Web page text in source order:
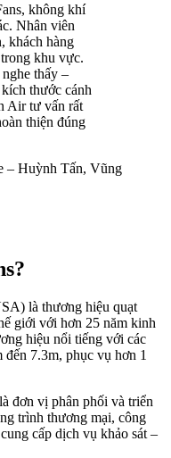
không khí
Nhân viên
khách hàng
khu vực.
thấy –
thước cánh
Air tư vấn rất
thiện đúng
– Huỳnh Tấn, Vũng
là thương hiệu quạt
giới với hơn 25 năm kinh
hiệu nổi tiếng với các
7.3m, phục vụ hơn 1
đơn vị phân phối và triển
trình thương mại, công
cấp dịch vụ khảo sát –